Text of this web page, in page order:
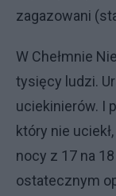
zagazowani
W Chełmnie
tysięcy ludzi.
uciekinierów. I
który nie
nocy z 17 na
ostatecznym